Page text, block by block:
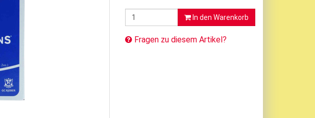
In den Warenkorb
Fragen zu diesem Artikel?